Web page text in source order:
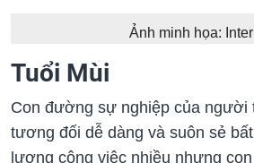
Ảnh minh họa:
Tuổi Mùi
Con đường sự nghiệp của người
tương đối dễ dàng và suôn sẻ
lượng công việc nhiều nhưng